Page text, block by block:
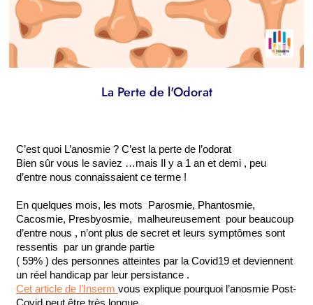
La Perte de l'Odorat
C’est quoi L’anosmie ? C’est la perte de l’odorat
Bien sûr vous le saviez …mais Il y a 1 an et demi , peu
d’entre nous connaissaient ce terme !
En quelques mois, les mots  Parosmie, Phantosmie,
Cacosmie, Presbyosmie,  malheureusement  pour beaucoup
d’entre nous , n’ont plus de secret et leurs symptômes sont
ressentis  par un grande partie
( 59% ) des personnes atteintes par la Covid19 et deviennent
un réel handicap par leur persistance .
Cet article de l’Inserm vous explique pourquoi l’anosmie Post-
Covid peut être très longue.